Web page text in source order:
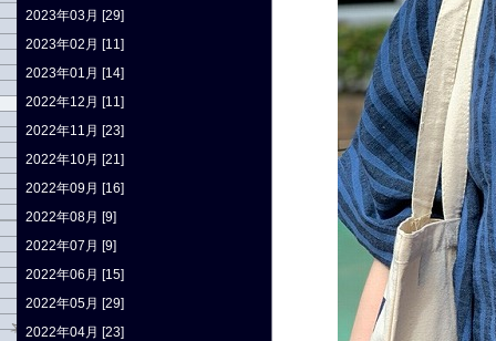
2023年03月 [29]
2023年02月 [11]
2023年01月 [14]
2022年12月 [11]
2022年11月 [23]
2022年10月 [21]
2022年09月 [16]
2022年08月 [9]
2022年07月 [9]
2022年06月 [15]
2022年05月 [29]
2022年04月 [23]